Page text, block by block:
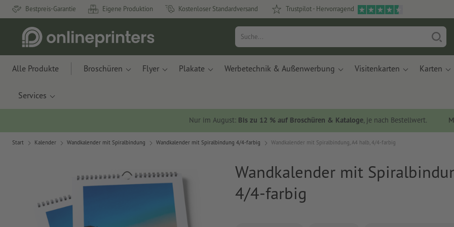
Bestpreis-Garantie Eigene Produktion Kostenloser Standardversand Trustpilot - Hervorragend
Alle Produkte Broschüren Flyer Plakate Werbetechnik & Außenwerbung Visitenkarten Karten
Services
Nur im August: Bis zu 12 % auf Broschüren & Kataloge, je nach Bestellwert.
Start Kalender Wandkalender mit Spiralbindung Wandkalender mit Spiralbindung 4/4-farbig Wandkalender mit Spiralbindung, A4 halb, 4/4-farbig
Wandkalender mit
4/4-farbig